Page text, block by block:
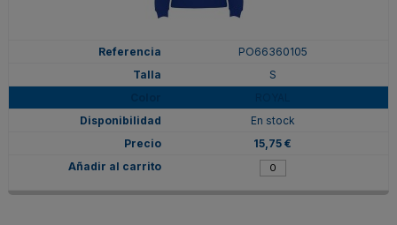
PO66360105
S
En stock
15,75 €